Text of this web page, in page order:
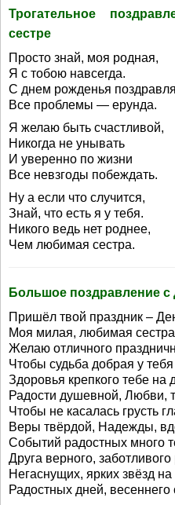
Трогательное
сестре
Просто знай, моя родная,
Я с тобою навсегда.
С днем рожденья
Все проблемы — ерунда.
Я желаю быть счастливой,
Никогда не унывать
И уверенно по жизни
Все невзгоды побеждать.
Ну а если что случится,
Знай, что есть я у тебя.
Никого ведь нет роднее,
Чем любимая сестра.
Большое поздравление с
Пришёл твой праздник –
Моя милая, любимая
Желаю отличного
Чтобы судьба добрая у
Здоровья крепкого тебе на
Радости душевной, Любви,
Чтобы не касалась грусть
Веры твёрдой, Надежды,
Событий радостных много
Друга верного,
Негаснущих, ярких звёзд на
Радостных дней, весеннего